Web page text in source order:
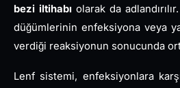
bezi iltihabı olarak da
düğümlerinin enfeksiyona veya
verdiği reaksiyonun sonucunda
Lenf sistemi, enfeksiyonlara